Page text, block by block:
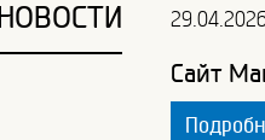
НОВОСТИ
Сайт